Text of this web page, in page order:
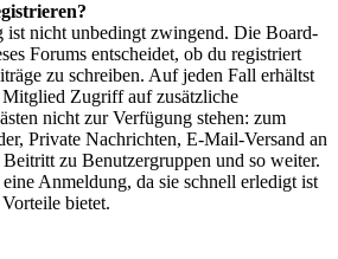
ist nicht unbedingt zwingend. Die Board-
Forums entscheidet, ob du registriert
zu schreiben. Auf jeden Fall erhältst
Mitglied Zugriff auf zusätzliche
nicht zur Verfügung stehen: zum
Private Nachrichten, E-Mail-Versand an
zu Benutzergruppen und so weiter.
Anmeldung, da sie schnell erledigt ist
bietet.